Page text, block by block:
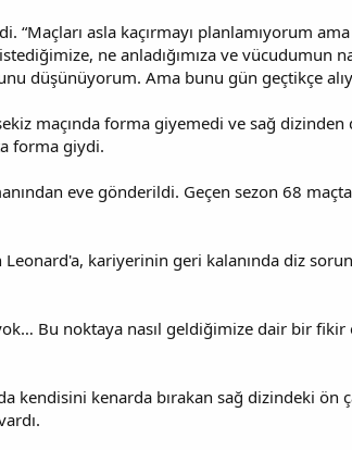
“Maçları asla kaçırmayı planlamıyorum
ne anladığımıza ve vücudumun
düşünüyorum. Ama bunu gün geçtikçe
maçında forma giyemedi ve sağ dizinden
forma giydi.
eve gönderildi. Geçen sezon 68
kariyerinin geri kalanında diz
Bu noktaya nasıl geldiğimize dair bir
kenarda bırakan sağ dizindeki ön